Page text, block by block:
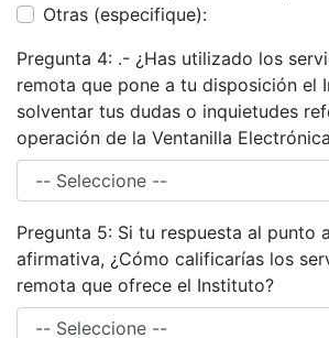
Otras (especifique):
Pregunta 4: .- ¿Has utilizado los
remota que pone a tu disposición el
solventar tus dudas o inquietudes
operación de la Ventanilla
Pregunta 5: Si tu respuesta al punto
afirmativa, ¿Cómo calificarías los
remota que ofrece el Instituto?